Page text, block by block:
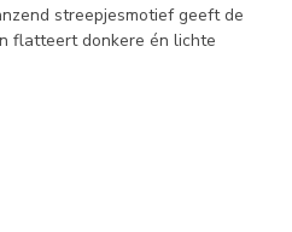
streepjesmotief geeft de
flatteert donkere én lichte